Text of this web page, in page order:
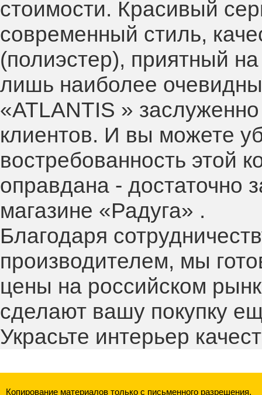
стоимости. Красивый
современный стиль,
(полиэстер), приятный
лишь наиболее
«ATLANTIS »
клиентов. И вы можете
востребованность этой
оправдана - достаточно
магазине «Радуга» .
Благодаря
производителем, мы
цены на российском
сделают вашу покупку
Украсьте интерьер
Копирование материалов только с письменного разрешения.